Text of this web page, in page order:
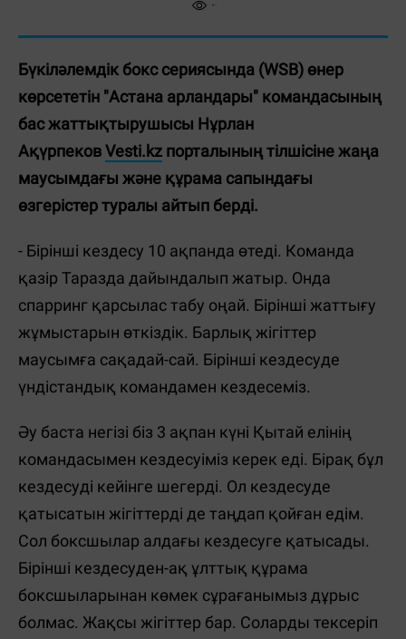
Бүкіләлемдік бокс сериясында (WSB) өнер
көрсететін "Астана арландары" командасының
бас жаттықтырушысы Нұрлан
АқүрпековVesti.kz порталының тілшісіне жаңа
маусымдағы және құрама сапындағы
өзгерістер туралы айтып берді.
- Бірінші кездесу 10 ақпанда өтеді. Команда
қазір Таразда дайындалып жатыр. Онда
спарринг қарсылас табу оңай. Бірінші жаттығу
жұмыстарын өткіздік. Барлық жігіттер
маусымға сақадай-сай. Бірінші кездесуде
үндістандық командамен кездесеміз.
Әу баста негізі біз 3 ақпан күні Қытай елінің
командасымен кездесуіміз керек еді. Бірақ бұл
кездесуді кейінге шегерді. Ол кездесуде
қатысатын жігіттерді де таңдап қойған едім.
Сол боксшылар алдағы кездесуге қатысады.
Бірінші кездесуден-ақ ұлттық құрама
боксшыларынан көмек сұрағанымыз дұрыс
болмас. Жақсы жігіттер бар. Соларды тексеріп